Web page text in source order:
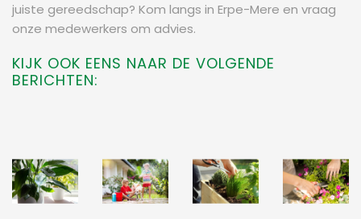
juiste gereedschap? Kom langs in Erpe-Mere en vraag
onze medewerkers om advies.
KIJK OOK EENS NAAR DE VOLGENDE
BERICHTEN: